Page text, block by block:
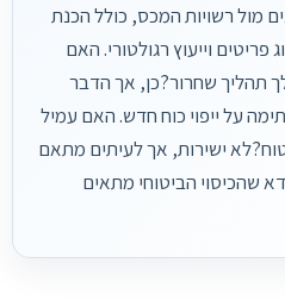
מול רשויות המכס, כולל הכנת
וייעוץ רגולטורי. האם
תהליך שחרור?כן, אך הדבר
על ייפוי כוח חדש. האם עמיל
ישירות, אך לעיתים מתאם
שהכיסוי הביטוחי מתאים